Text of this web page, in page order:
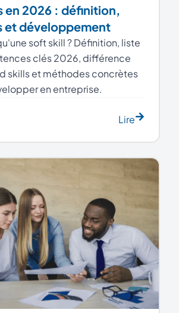
en 2026 : définition,
et développement
soft skill ? Définition, liste
clés 2026, différence
skills et méthodes concrètes
en entreprise.
Lire